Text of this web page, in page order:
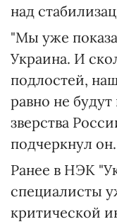
над
"Мы уже
Украина. И
подлостей,
равно не
зверства
подчеркнул он.
Ранее в НЭК
специалисты
критической